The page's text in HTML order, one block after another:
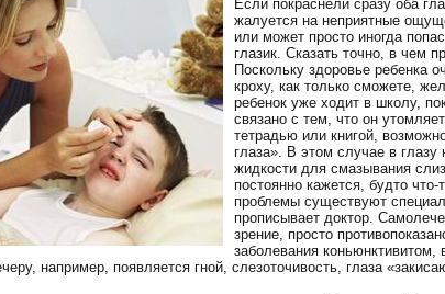
Если покраснели сразу оба
жалуется на неприятные
или может просто иногда
глазик. Сказать точно, в чем
Поскольку здоровье ребенка
кроху, как только сможете,
ребенок уже ходит в школу,
связано с тем, что он
тетрадью или книгой,
глаза». В этом случае в
жидкости для смазывания
постоянно кажется, будто
проблемы существуют
прописывает доктор.
зрение, просто
заболевания коньюнктивитом,
например, появляется гной, слезоточивость, глаза